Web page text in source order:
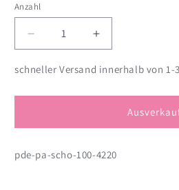
Anzahl
Anzahl
Verringere
die
Menge
Wichtelschokolade
Du
mir
Erhöhe
die
Menge
Du
mir
schneller Versand innerhalb von 1-
pde-pa-scho-100-4220